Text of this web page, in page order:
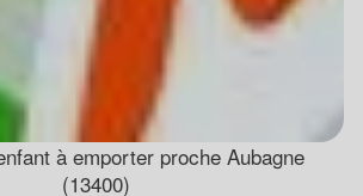
à emporter proche Aubagne
(13400)